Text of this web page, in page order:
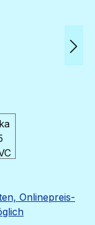
Onlinepreis-